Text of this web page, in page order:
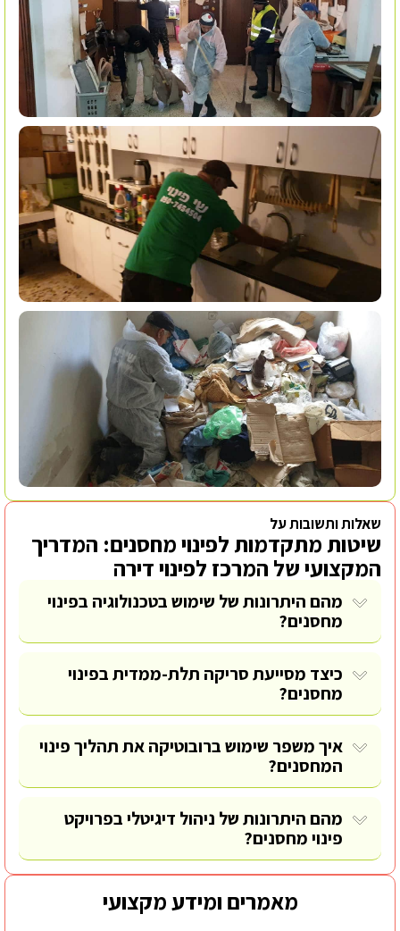
שאלות ותשובות על
שיטות מתקדמות לפינוי מחסנים: המדריך
המקצועי של המרכז לפינוי דירה
מהם היתרונות של שימוש בטכנולוגיה בפינוי
מחסנים?
כיצד מסייעת סריקה תלת-ממדית בפינוי
מחסנים?
איך משפר שימוש ברובוטיקה את תהליך פינוי
המחסנים?
מהם היתרונות של ניהול דיגיטלי בפרויקט
פינוי מחסנים?
מאמרים ומידע מקצועי